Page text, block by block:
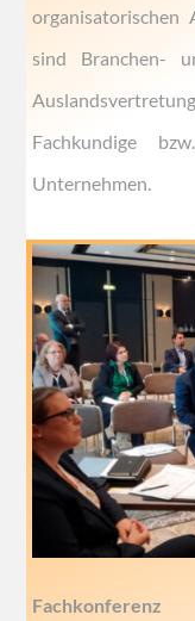
organisatorischen
sind Branchen-
Fachkundige
Unternehmen.
Fachkonferenz